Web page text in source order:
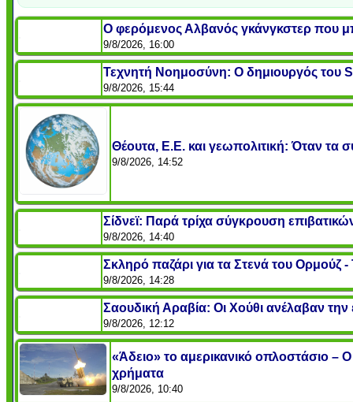
Ο φερόμενος Αλβανός γκάνγκστερ που
9/8/2026, 16:00
Τεχνητή Νοημοσύνη: Ο δημιουργός του
9/8/2026, 15:44
Θέουτα, Ε.Ε. και γεωπολιτική: Όταν τα
9/8/2026, 14:52
Σίδνεϊ: Παρά τρίχα σύγκρουση
9/8/2026, 14:40
Σκληρό παζάρι για τα Στενά του Ορμούζ
9/8/2026, 14:28
Σαουδική Αραβία: Οι Χούθι ανέλαβαν
9/8/2026, 12:12
«Άδειο» το αμερικανικό οπλοστάσιο –
χρήματα
9/8/2026, 10:40